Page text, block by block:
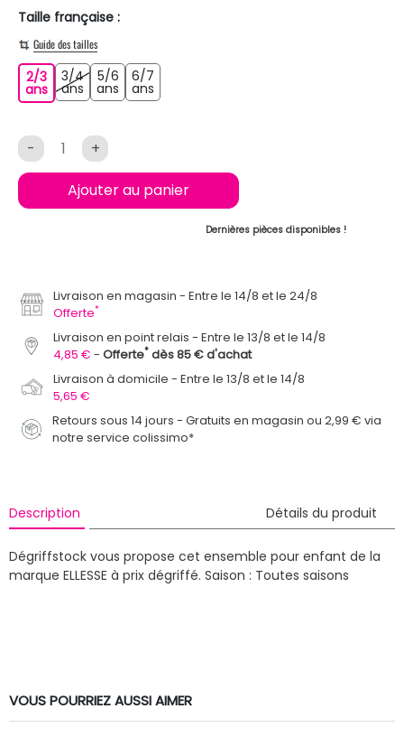
Taille française :
Guide des tailles
2/3
ans2/3 ans
3/4
ans 3/4 ans
5/6
ans 5/6 ans
6/7
ans
- +
Ajouter au panier
Dernières pièces disponibles !
Livraison en magasin
Entre le 14/8 et le 24/8
Offerte*
Livraison en point relais
Entre le 13/8 et le 14/8
4,85 €
Offerte* dès 85 € d'achat
Livraison à domicile
Entre le 13/8 et le 14/8
5,65 €
Retours sous 14 jours - Gratuits en magasin ou 2,99 € via
notre service colissimo*
Description Détails du produit
Dégriffstock vous propose cet ensemble pour enfant de la
marque ELLESSE à prix dégriffé. Saison : Toutes saisons
VOUS POURRIEZ AUSSI AIMER